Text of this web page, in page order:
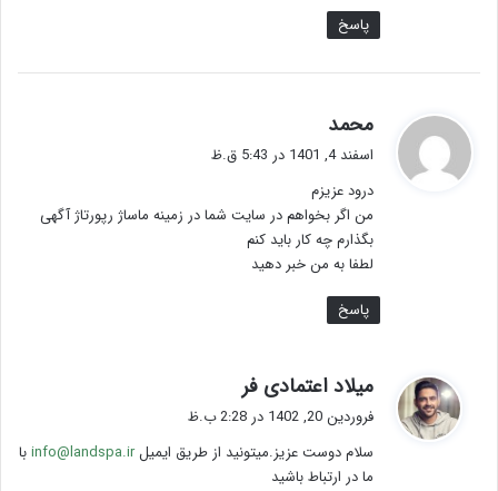
پاسخ
محمد
:
اسفند 4, 1401 در 5:43 ق.ظ
درود عزیزم
من اگر بخواهم در سایت شما در زمینه ماساژ رپورتاژ آگهی
بگذارم چه کار باید کنم
لطفا به من خبر دهید
پاسخ
میلاد اعتمادی فر
ف
:
فروردین 20, 1402 در 2:28 ب.ظ
سلام دوست عزیز.میتونید از طریق ایمیلinfo@landspa.irبا
ما در ارتباط باشید